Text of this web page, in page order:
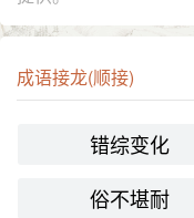
成语接龙(顺接)
错综变化
俗不堪耐